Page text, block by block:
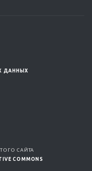
ДАННЫХ
САЙТА
COMMONS